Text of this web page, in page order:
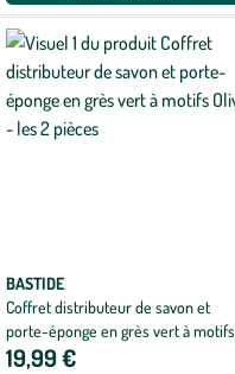
BASTIDE
Coffret distributeur de savon et
porte-éponge en grès vert à motifs
Oliva - les 2 pièces
19,99 €